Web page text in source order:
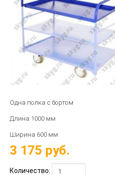
Одна полка с бортом
Длина 1000 мм
Ширина 600 мм
3 175 руб.
Количество: